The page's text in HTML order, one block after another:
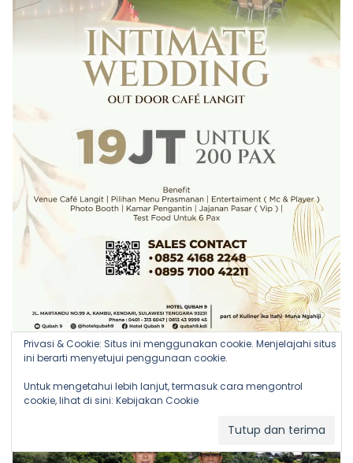
Privasi & Cookie: Situs ini menggunakan cookie. Menjelajahi situs
ini berarti menyetujui penggunaan cookie.
Untuk mengetahui lebih lanjut, termasuk cara mengontrol
cookie, lihat di sini: Kebijakan Cookie